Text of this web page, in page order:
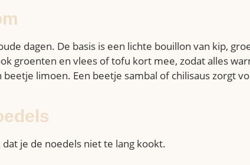
dagen. De basis is een lichte bouillon van kip,
groenten en vlees of tofu kort mee, zodat alles
limoen. Een beetje sambal of chilisaus zorgt
je de noedels niet te lang kookt.